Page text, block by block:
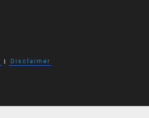
I Disclaimer